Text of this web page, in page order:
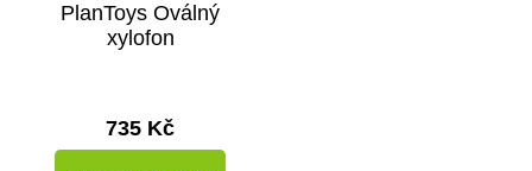
PlanToys Oválný
xylofon
735 Kč